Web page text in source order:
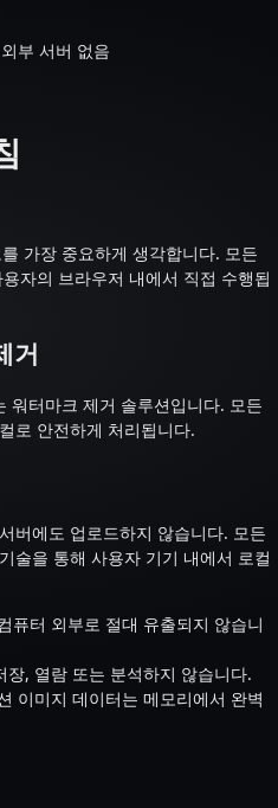
부 서버 없음
가장 중요하게 생각합니다. 모든
자의 브라우저 내에서 직접 수행됩
거
터마크 제거 솔루션입니다. 모든
로 안전하게 처리됩니다.
버에도 업로드하지 않습니다. 모든
술을 통해 사용자 기기 내에서 로컬
퓨터 외부로 절대 유출되지 않습니
, 열람 또는 분석하지 않습니다.
이미지 데이터는 메모리에서 완벽